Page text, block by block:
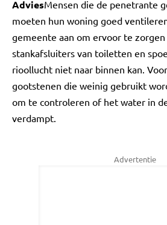
AdviesMensen die de penetrante
moeten hun woning goed
gemeente aan om ervoor te
stankafsluiters van toiletten en
rioollucht niet naar binnen kan.
gootstenen die weinig gebruikt
om te controleren of het water in
verdampt.
Advertentie